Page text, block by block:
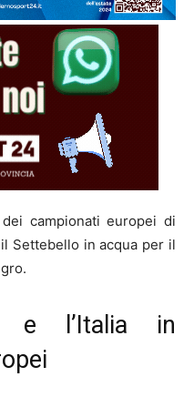
campionati europei di
Settebello in acqua per il
e l’Italia in